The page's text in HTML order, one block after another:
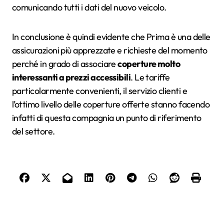
comunicando tutti i dati del nuovo veicolo.
In conclusione è quindi evidente che Prima è una delle
assicurazioni più apprezzate e richieste del momento
perché in grado di associarecoperture molto
interessanti a prezzi accessibili. Le tariffe
particolarmente convenienti, il servizio clienti e
l’ottimo livello delle coperture offerte stanno facendo
infatti di questa compagnia un punto di riferimento
del settore.